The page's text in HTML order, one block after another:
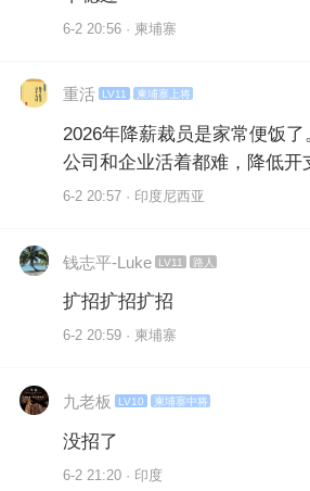
6-2 20:56 · 柬埔寨
重活 LV11 柬埔寨上将
2026年降薪裁员是家常便饭了
公司和企业活着都难，降低开
6-2 20:57 · 印度尼西亚
钱志平-Luke LV11 路人
扩招扩招扩招
6-2 20:59 · 柬埔寨
九老板 LV10 柬埔寨中将
没招了
6-2 21:20 · 印度